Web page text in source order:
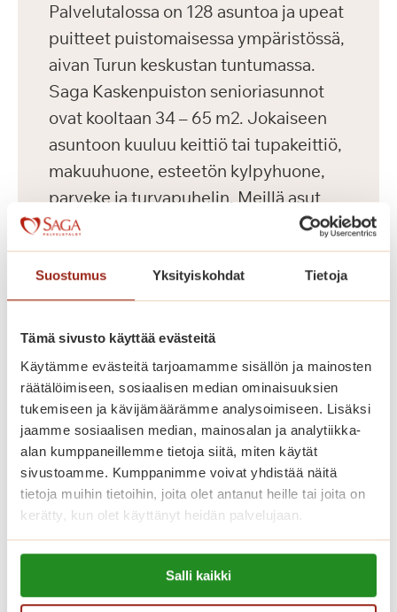
Suostumus Yksityiskohdat Tietoja
Tämä sivusto käyttää evästeitä
Käytämme evästeitä tarjoamamme sisällön ja mainosten
räätälöimiseen, sosiaalisen median ominaisuuksien
tukemiseen ja kävijämäärämme analysoimiseen. Lisäksi
jaamme sosiaalisen median, mainosalan ja analytiikka-
alan kumppaneillemme tietoja siitä, miten käytät
sivustoamme. Kumppanimme voivat yhdistää näitä
tietoja muihin tietoihin, joita olet antanut heille tai joita on
kerätty, kun olet käyttänyt heidän palvelujaan.
Lue lisää evästeistä:
https://sagacare.fi/evasteet/
Salli kaikki
Palvelutalossa on 128 asuntoa ja upeat
puitteet puistomaisessa ympäristössä,
aivan Turun keskustan tuntumassa.
Saga Kaskenpuiston senioriasunnot
ovat kooltaan 34 – 65 m2. Jokaiseen
asuntoon kuuluu keittiö tai tupakeittiö,
makuuhuone, esteetön kylpyhuone,
parveke ja turvapuhelin. Meillä asut
omassa kodissa, jonka voit sisustaa
makusi mukaan omilla tutuilla
huonekaluillasi ja tavaroillasi.
Asuntojen asumiskuluun sisältyy
asunnon vuokra ja yhteisten tilojen
käyttö. Vesimaksu on 26 euroa
henkilöltä kuukaudessa. Sähkö
laskutetaan kulutuksen mukaan.
Asukkailla on myös mahdollisuus
vuokrata autopaikka 23 euron
kuukausihintaan.
Palvelutalon asukkaana käytössäsi
ovat myös talon kauniisti sisustetut